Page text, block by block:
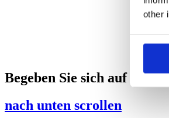
other
Begeben Sie sich auf eine
nach unten scrollen